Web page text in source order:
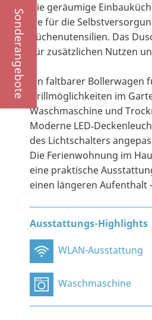
Sonderangebote
Die geräumige
Sie für die
Küchenutensilien. Das
Für zusätzlichen Nutzen
Ein faltbarer
Grillmöglichkeiten im
Waschmaschine und
Moderne
des Lichtschalters
Die Ferienwohnung im
eine praktische
einen längeren Aufenthalt
Ausstattungs-Highlights
WLAN-Ausstattung
Waschmaschine